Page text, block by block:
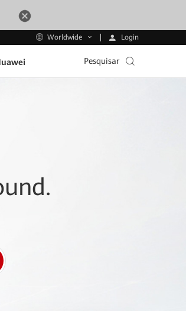
Worldwide Login
Pesquisar